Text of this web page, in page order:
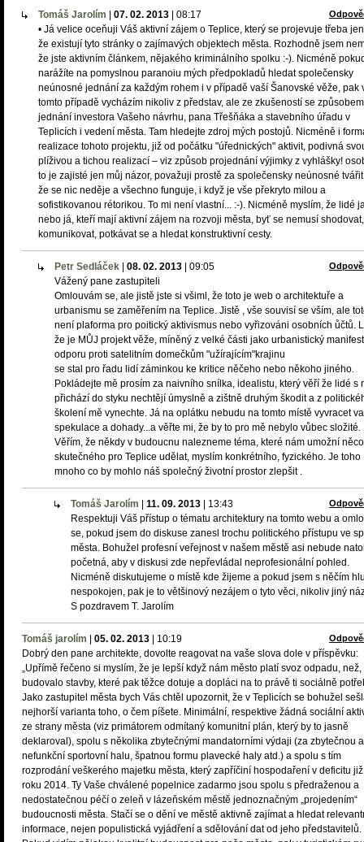
Tomáš Jarolím 07. 02. 2013 08:17
• Já velice oceňuji Váš aktivní zájem o Teplice, který se projevuje třeba
že existují tyto stránky o zajímavých objektech města. Rozhodně jsem
že jste aktivním článkem, nějakého kriminálního spolku :-). Nicméně
narážíte na pomyslnou paranoiu mých předpokladů hledat společensky
neúnosné jednání za každým rohem i v případě vaší Šanovské věže, pak
tomto případě vycházím nikoliv z představ, ale ze zkušeností se způsobem
jednání investora Vašeho návrhu, pana Třešňáka a stavebního úřadu v
Teplicích i vedení města. Tam hledejte zdroj mých postojů. Nicméně i
realizace tohoto projektu, již od počátku "úřednických" aktivit, podivná
plíživou a tichou realizací – viz způsob projednání výjimky z vyhlášky!
to je zajisté jen můj názor, považuji prostě za společensky neúnosné
že se nic neděje a všechno funguje, i když je vše překryto milou a
sofistikovanou rétorikou. To mi není vlastní... :-). Nicméně myslím, že lidé
nebo já, kteří mají aktivní zájem na rozvoji města, byť se nemusí
komunikovat, potkávat se a hledat konstruktivní cesty.
Petr Sedláček 08. 02. 2013 09:05
Vážený pane zastupiteli
Omlouvám se, ale jistě jste si všiml, že toto je web o architektuře a
urbanismu se zaměřením na Teplice. Jistě , vše souvisí se vším, ale
není plaforma pro poitický aktivismus nebo vyřizováni osobních ůčtů.
že je MŮJ projekt věže, míněný z velké části jako urbanistický manifest
odporu proti satelitním domečkům "užírajícím"krajinu
se stal pro řadu lidí záminkou ke kritice něčeho nebo někoho jiného.
Pokládejte mě prosím za naivního snílka, idealistu, který věří že lidé s
přichází do styku nechtějí úmyslně a zištně druhým škodit a z
školení mě vynechte. Já na oplátku nebudu na tomto místě vyvracet
spekulace a dohady...a věřte mi, že by to pro mě nebylo vůbec složité.
Věřím, že někdy v budoucnu nalezneme téma, které nám umožní něco
skutečného pro Teplice udělat, myslím konkrétního, fyzického. Je toho
mnoho co by mohlo náš společný životní prostor zlepšit .
Tomáš Jarolím 11. 09. 2013 13:43
Respektuji Váš přístup o tématu architektury na tomto webu a
se, pokud jsem do diskuse zanesl trochu politického přístupu ve
města. Bohužel profesní veřejnost v našem městě asi nebude
početná, aby v diskusi zde nepřevládal neprofesionální pohled.
Nicméně diskutujeme o místě kde žijeme a pokud jsem s něčím
nespokojen, pak je to většinový nezájem o tyto věci, nikoliv jiný
S pozdravem T. Jarolím
Tomáš jarolím 05. 02. 2013 10:19
Dobrý den pane architekte, dovolte reagovat na vaše slova dole v příspěvku:
„Upřímě řečeno si myslím, že je lepší když nám město platí svoz odpadu, než,
budovalo stavby, které pak těžce dotuje a dopláci na to právě ti sociálně
Jako zastupitel města bych Vás chtěl upozornit, že v Teplicích se bohužel
nejhorší varianta toho, o čem píšete. Minimální, respektive žádná sociální
ze strany města (viz primátorem odmítaný komunitní plán, který by to jasně
deklaroval), spolu s několika zbytečnými mandatorními výdaji (za zbytečnou a
nefunkční sportovní halu, špatnou formu plavecké haly atd.) a spolu s tím
rozprodání veškerého majetku města, který zapříčiní hospodaření v deficitu
roku 2014. Ty Vaše chválené popelnice zadarmo jsou spolu s předraženou a
nedostatečnou péčí o zeleň v lázeňském městě jednoznačným „projedením“
budoucnosti města. Stačí se o dění ve městě aktivně zajímat a hledat
informace, nejen populistická vyjádření a sdělování dat od jeho představitelů.